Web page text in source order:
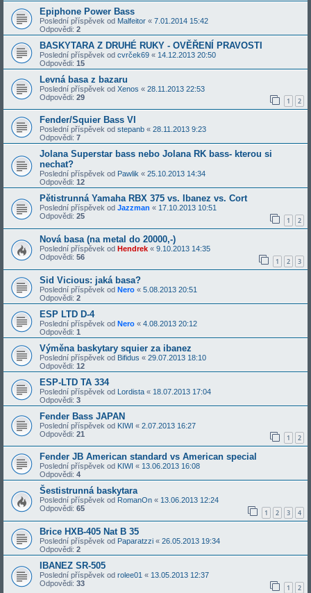
Epiphone Power Bass
Poslední příspěvek od Malfeitor « 7.01.2014 15:42
Odpovědi: 2
BASKYTARA Z DRUHÉ RUKY - OVĚŘENÍ PRAVOSTI
Poslední příspěvek od cvrček69 « 14.12.2013 20:50
Odpovědi: 15
Levná basa z bazaru
Poslední příspěvek od Xenos « 28.11.2013 22:53
Odpovědi: 29 1 2
Fender/Squier Bass VI
Poslední příspěvek od stepanb « 28.11.2013 9:23
Odpovědi: 7
Jolana Superstar bass nebo Jolana RK bass- kterou si
nechat?
Poslední příspěvek od Pawlik « 25.10.2013 14:34
Odpovědi: 12
Pětistrunná Yamaha RBX 375 vs. Ibanez vs. Cort
Poslední příspěvek od Jazzman « 17.10.2013 10:51
Odpovědi: 25 1 2
Nová basa (na metal do 20000,-)
Poslední příspěvek od Hendrek « 9.10.2013 14:35
Odpovědi: 56 1 2 3
Sid Vicious: jaká basa?
Poslední příspěvek od Nero « 5.08.2013 20:51
Odpovědi: 2
ESP LTD D-4
Poslední příspěvek od Nero « 4.08.2013 20:12
Odpovědi: 1
Výměna baskytary squier za ibanez
Poslední příspěvek od Bifidus « 29.07.2013 18:10
Odpovědi: 12
ESP-LTD TA 334
Poslední příspěvek od Lordista « 18.07.2013 17:04
Odpovědi: 3
Fender Bass JAPAN
Poslední příspěvek od KIWI « 2.07.2013 16:27
Odpovědi: 21 1 2
Fender JB American standard vs American special
Poslední příspěvek od KIWI « 13.06.2013 16:08
Odpovědi: 4
Šestistrunná baskytara
Poslední příspěvek od RomanOn « 13.06.2013 12:24
Odpovědi: 65 1 2 3 4
Brice HXB-405 Nat B 35
Poslední příspěvek od Paparatzzi « 26.05.2013 19:34
Odpovědi: 2
IBANEZ SR-505
Poslední příspěvek od rolee01 « 13.05.2013 12:37
Odpovědi: 33 1 2